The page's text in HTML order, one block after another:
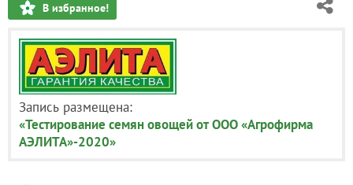
В избранное!
Запись размещена:
«Тестирование семян овощей от ООО «Агрофирма
АЭЛИТА»-2020»